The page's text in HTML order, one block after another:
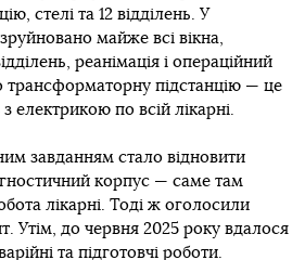
стелі та 12 відділень. У
майже всі вікна,
реанімація і операційний
трансформаторну підстанцію — це
електрикою по всій лікарні.
завданням стало відновити
корпус — саме там
лікарні. Тоді ж оголосили
Утім, до червня 2025 року вдалося
та підготовчі роботи.